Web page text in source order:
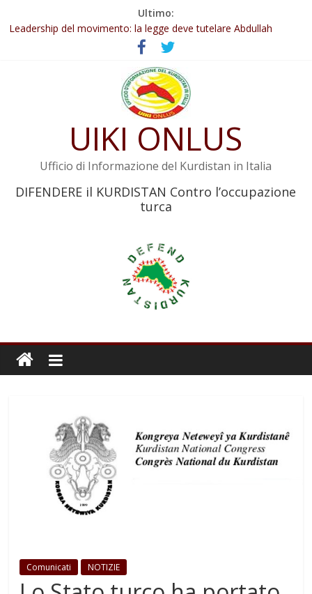
Ultimo:
Abdullah Öcalan: Le legge negativa deve essere trasformata in
legge positiva
Leadership del movimento: la legge deve tutelare Abdullah
Commissione donne del KNK: Şengal è di nuovo sotto minaccia
Non tenere conto della situazione di Rêber Apo ostacolerebbe
Il KNK chiede un’azione internazionale contro i crimini di guerra
UIKI ONLUS
Ufficio di Informazione del Kurdistan in Italia
DIFENDERE il KURDISTAN Contro l’occupazione
turca
Comunicati NOTIZIE